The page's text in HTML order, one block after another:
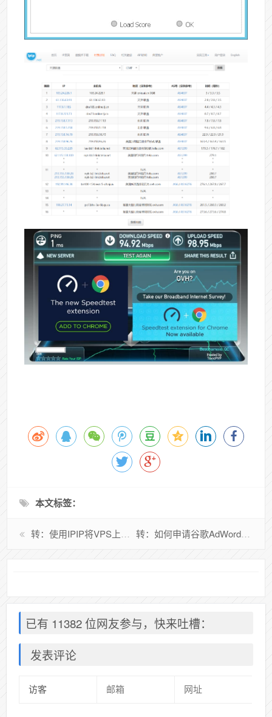
本文标签：
转：使用IPIP将VPS上的IP地址映射至Kimsufi服务器 转：如何申请谷歌AdWords认证
已有 11382 位网友参与，快来吐槽：
发表评论